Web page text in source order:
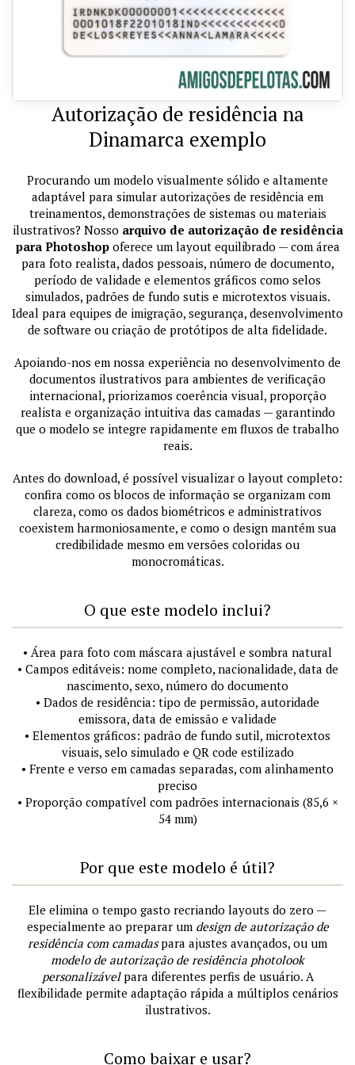
Autorização de residência na
Dinamarca exemplo
Procurando um modelo visualmente sólido e altamente
adaptável para simular autorizações de residência em
treinamentos, demonstrações de sistemas ou materiais
ilustrativos? Nosso arquivo de autorização de residência
para Photoshopoferece um layout equilibrado — com área
para foto realista, dados pessoais, número de documento,
período de validade e elementos gráficos como selos
simulados, padrões de fundo sutis e microtextos visuais.
Ideal para equipes de imigração, segurança, desenvolvimento
de software ou criação de protótipos de alta fidelidade.
Apoiando-nos em nossa experiência no desenvolvimento de
documentos ilustrativos para ambientes de verificação
internacional, priorizamos coerência visual, proporção
realista e organização intuitiva das camadas — garantindo
que o modelo se integre rapidamente em fluxos de trabalho
reais.
Antes do download, é possível visualizar o layout completo:
confira como os blocos de informação se organizam com
clareza, como os dados biométricos e administrativos
coexistem harmoniosamente, e como o design mantém sua
credibilidade mesmo em versões coloridas ou
monocromáticas.
O que este modelo inclui?
• Área para foto com máscara ajustável e sombra natural
• Campos editáveis: nome completo, nacionalidade, data de
nascimento, sexo, número do documento
• Dados de residência: tipo de permissão, autoridade
emissora, data de emissão e validade
• Elementos gráficos: padrão de fundo sutil, microtextos
visuais, selo simulado e QR code estilizado
• Frente e verso em camadas separadas, com alinhamento
preciso
• Proporção compatível com padrões internacionais (85,6 ×
54 mm)
Por que este modelo é útil?
Ele elimina o tempo gasto recriando layouts do zero —
especialmente ao preparar um design de autorização de
residência com camadaspara ajustes avançados, ou um
modelo de autorização de residência photolook
personalizávelpara diferentes perfis de usuário. A
flexibilidade permite adaptação rápida a múltiplos cenários
ilustrativos.
Como baixar e usar?